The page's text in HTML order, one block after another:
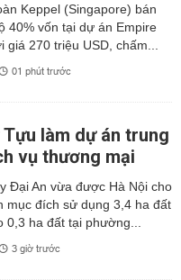
Keppel (Singapore) bán
40% vốn tại dự án Empire
giá 270 triệu USD, chấm...
01 phút trước
làm dự án trung
vụ thương mại
Đại An vừa được Hà Nội cho
mục đích sử dụng 3,4 ha đất
0,3 ha đất tại phường...
3 giờ trước